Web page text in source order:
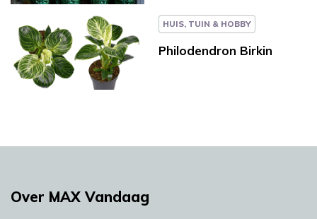
HUIS, TUIN & HOBBY
Philodendron Birkin
Over MAX Vandaag